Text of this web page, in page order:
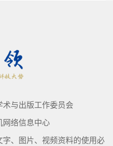
以AI 为“实验之脑”
测，以机器人为“实
行与数据收集，再
物理世界的闭环迭
塑行业科研范式。
于以“人工智能 + 机
与出版工作委员会
网络信息中心
、图片、视频资料的使用必